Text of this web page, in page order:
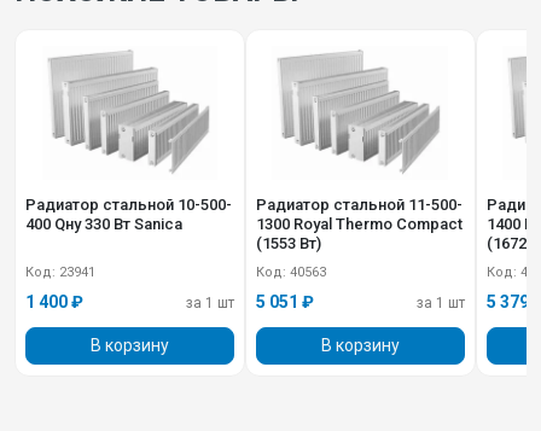
Радиатор стальной 10-500-
400 Qну 330 Вт Sanica
Код: 23941
1 400 ₽ за 1 шт
В корзину
Радиатор стальной 11-500-
1300 Royal Thermo Compact
(1553 Вт)
Код: 40563
5 051 ₽ за 1 шт
В корзину
1400
(1672
Код:
5 379